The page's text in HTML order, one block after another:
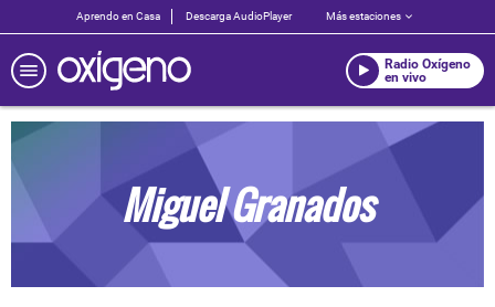
Aprendo en Casa Descarga AudioPlayer Más estaciones
Radio Oxígeno
en vivo
Miguel Granados